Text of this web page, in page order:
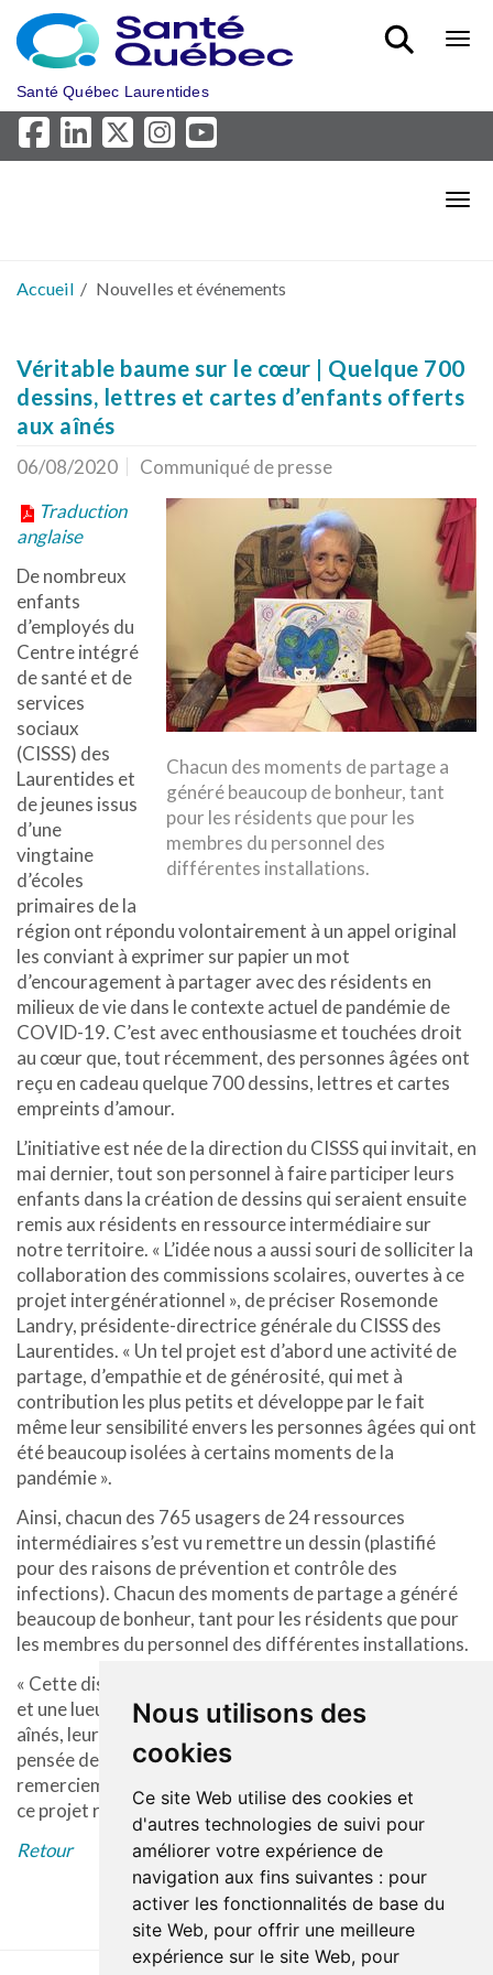
Nous utilisons des
cookies
Ce site Web utilise des cookies et
d'autres technologies de suivi pour
améliorer votre expérience de
navigation aux fins suivantes : pour
activer les fonctionnalités de base du
site Web, pour offrir une meilleure
expérience sur le site Web, pour
Aller au menu principal
Santé Québec Laurentides
Accueil Nouvelles et événements
Véritable baume sur le cœur | Quelque 700
dessins, lettres et cartes d’enfants offerts
aux aînés
06/08/2020 Communiqué de presse
Chacun des moments de partage a
généré beaucoup de bonheur, tant
pour les résidents que pour les
membres du personnel des
différentes installations.
Traduction
anglaise
De nombreux
enfants
d’employés du
Centre intégré
de santé et de
services
sociaux
(CISSS) des
Laurentides et
de jeunes issus
d’une
vingtaine
d’écoles
primaires de la
région ont répondu volontairement à un appel original
les conviant à exprimer sur papier un mot
d’encouragement à partager avec des résidents en
milieux de vie dans le contexte actuel de pandémie de
COVID-19. C’est avec enthousiasme et touchées droit
au cœur que, tout récemment, des personnes âgées ont
reçu en cadeau quelque 700 dessins, lettres et cartes
empreints d’amour.
L’initiative est née de la direction du CISSS qui invitait, en
mai dernier, tout son personnel à faire participer leurs
enfants dans la création de dessins qui seraient ensuite
remis aux résidents en ressource intermédiaire sur
notre territoire. « L’idée nous a aussi souri de solliciter la
collaboration des commissions scolaires, ouvertes à ce
projet intergénérationnel », de préciser Rosemonde
Landry, présidente-directrice générale du CISSS des
Laurentides. « Un tel projet est d’abord une activité de
partage, d’empathie et de générosité, qui met à
contribution les plus petits et développe par le fait
même leur sensibilité envers les personnes âgées qui ont
été beaucoup isolées à certains moments de la
pandémie ».
Ainsi, chacun des 765 usagers de 24 ressources
intermédiaires s’est vu remettre un dessin (plastifié
pour des raisons de prévention et contrôle des
infections). Chacun des moments de partage a généré
beaucoup de bonheur, tant pour les résidents que pour
les membres du personnel des différentes installations.
« Cette distribution aura été un léger baume sur le cœur
et une lueur d’espoir en cette période difficile pour les
aînés, leur démontrant une solidarité et une présence en
pensée de la part de la communauté. Un sincère
remerciement est offert à tous ceux qui ont participé à
ce projet rassembleur », de conclure Mme Landry.
Retour